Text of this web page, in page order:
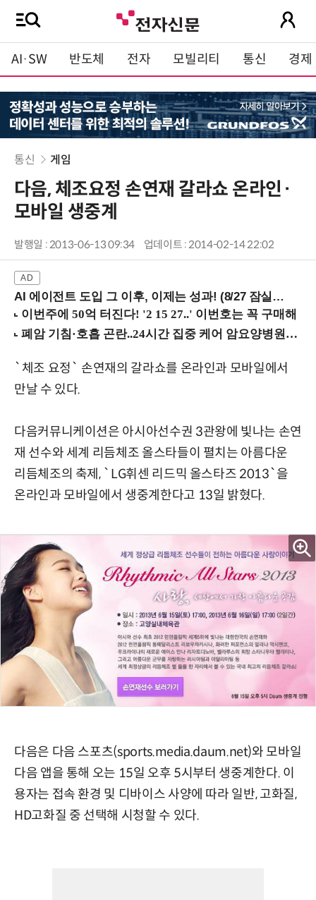
AI·SW 반도체 전자 모빌리티 통신 경제
통신 게임
다음, 체조요정 손연재 갈라쇼 온라인·
모바일 생중계
발행일 : 2013-06-13 09:34 업데이트 : 2014-02-14 22:02
AI 에이전트 도입 그 이후, 이제는 성과! (8/27 잠실역)
`체조 요정` 손연재의 갈라쇼를 온라인과 모바일에서
만날 수 있다.
다음커뮤니케이션은 아시아선수권 3관왕에 빛나는 손연
재 선수와 세계 리듬체조 올스타들이 펼치는 아름다운
리듬체조의 축제, `LG휘센 리드믹 올스타즈 2013`을
온라인과 모바일에서 생중계한다고 13일 밝혔다.
다음은 다음 스포츠(sports.media.daum.net)와 모바일
다음 앱을 통해 오는 15일 오후 5시부터 생중계한다. 이
용자는 접속 환경 및 디바이스 사양에 따라 일반, 고화질,
HD고화질 중 선택해 시청할 수 있다.